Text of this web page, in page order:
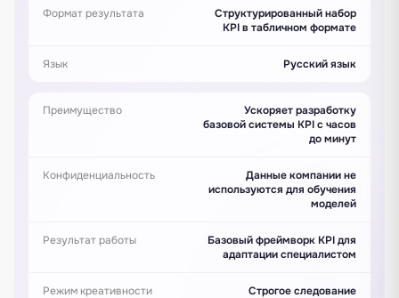
Формат результата
Структурированный набор
KPI в табличном формате
Язык Русский язык
Преимущество
Ускоряет разработку
базовой системы KPI с часов
до минут
Конфиденциальность
Данные компании не
используются для обучения
моделей
Результат работы
Базовый фреймворк KPI для
адаптации специалистом
Режим креативности
Строгое следование